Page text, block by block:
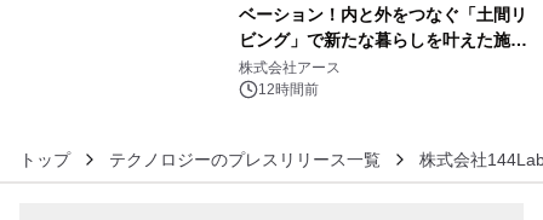
ベーション！内と外をつなぐ「土間リ
ビング」で新たな暮らしを叶えた施工
事例を株式会社アースが公開
株式会社アース
12時間前
トップ テクノロジーのプレスリリース一覧 株式会社